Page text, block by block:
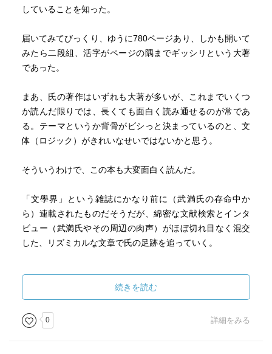
期武満徹の世界観となる。
げた「ノヴェンヴァー・ステップス」の存在がある。ここ
では琵琶と尺八という邦楽器の力を借りることで、新たな
音楽世界を作り出すことに成功したわけだが、このような
特定の楽器及び奏者を触媒とする手法には限界もある。そ
例えば後期作品では、「海(SEA)」を題材として、E♭・
E・Aの3音を”フォーム”として採用した「遠い呼び声の彼方
へ！」などが挙げられる。そして、このような”フォーム”の
存在は、リスナーにとってはどうでも良いことであり、た
初期から後期までの作風の変遷を追いながら、武満徹が成
極めて限られるであろうが、武満徹を知らなかったとして
していることを知った。
届いてみてびっくり、ゆうに780ページあり、しかも開いて
みたら二段組、活字がページの隅までギッシリという大著
であった。
まあ、氏の著作はいずれも大著が多いが、これまでいくつ
か読んだ限りでは、長くても面白く読み通せるのが常であ
る。テーマというか背骨がビシっと決まっているのと、文
体（ロジック）がきれいなせいではないかと思う。
そういうわけで、この本も大変面白く読んだ。
「文學界」という雑誌にかなり前に（武満氏の存命中か
ら）連載されたものだそうだが、綿密な文献検索とインタ
ビュー（武満氏やその周辺の肉声）がほぼ切れ目なく混交
した、リズミカルな文章で氏の足跡を追っていく。
ンソン」のこと、街角でピアノの音が聞こえるたびに、そ
の家に触らせてもらいに行ったこと、病気（結核）のこ
と、「デビュー作」酷評のこと、「ノヴェンバー・ステッ
プス」の成立過程（と、前にも読んだ名手たちとのやりと
続きを読む
0 詳細をみる